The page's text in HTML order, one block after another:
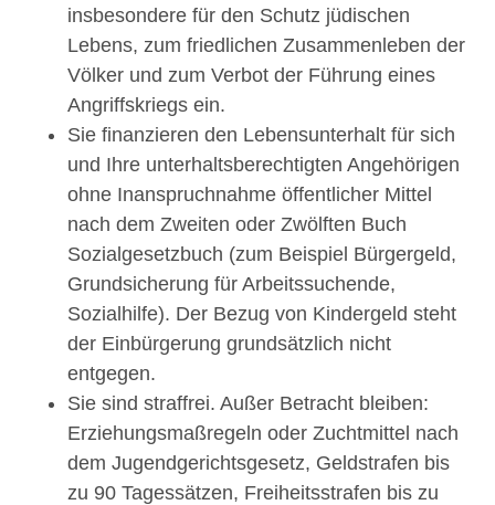
insbesondere für den Schutz jüdischen
Lebens, zum friedlichen Zusammenleben der
Völker und zum Verbot der Führung eines
Angriffskriegs ein.
Sie finanzieren den Lebensunterhalt für sich
und Ihre unterhaltsberechtigten Angehörigen
ohne Inanspruchnahme öffentlicher Mittel
nach dem Zweiten oder Zwölften Buch
Sozialgesetzbuch (zum Beispiel Bürgergeld,
Grundsicherung für Arbeitssuchende,
Sozialhilfe). Der Bezug von Kindergeld steht
der Einbürgerung grundsätzlich nicht
entgegen.
Sie sind straffrei. Außer Betracht bleiben:
Erziehungsmaßregeln oder Zuchtmittel nach
dem Jugendgerichtsgesetz, Geldstrafen bis
zu 90 Tagessätzen, Freiheitsstrafen bis zu